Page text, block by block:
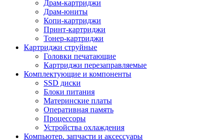
Драм-картриджи
Драм-юниты
Копи-картриджи
Принт-картриджи
Тонер-картриджи
Картриджи струйные
Головки печатающие
Картриджи перезаправляемые
Комплектующие и компоненты
SSD диски
Блоки питания
Материнские платы
Оперативная память
Процессоры
Устройства охлаждения
Компьютер. запчасти и аксессуары